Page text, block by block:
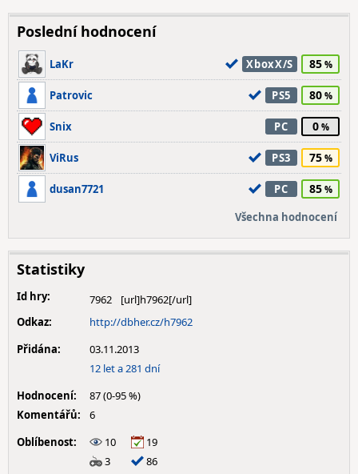
Poslední hodnocení
LaKr XboxX/S 85
Patrovic PS5 80
Snix PC 0
ViRus PS3 75
dusan7721 PC 85
Všechna hodnocení
Statistiky
Id hry:
7962
Odkaz:
http://dbher.cz/h7962
Přidána:
03.11.2013
12 let a 281 dní
Hodnocení:
87 (0-95 %)
Komentářů:
6
Oblíbenost:
10
19
3
86